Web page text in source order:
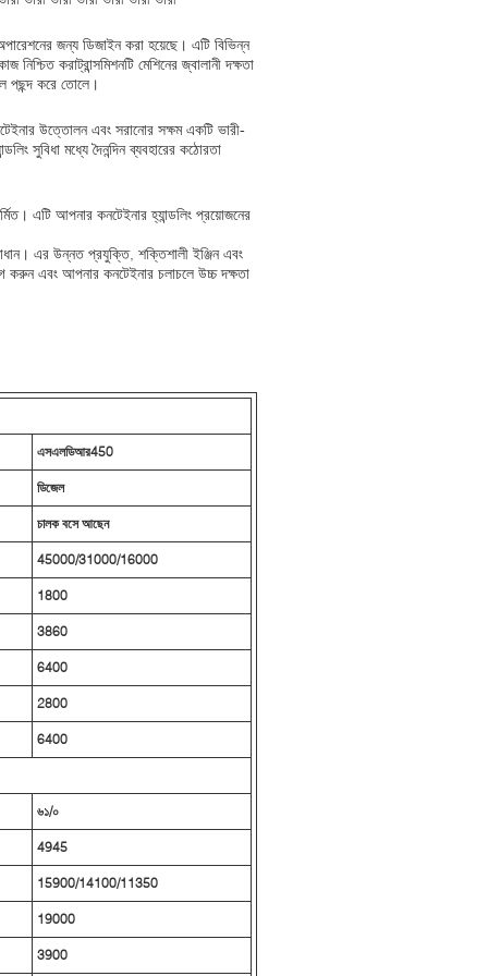
জন্য ডিজাইন করা হয়েছে। এটি বিভিন্ন
করাট্রান্সমিশনটি মেশিনের জ্বালানী দক্ষতা
পছন্দ করে তোলে।
উত্তোলন এবং সরানোর সক্ষম একটি ভারী-
সুবিধা মধ্যে দৈনন্দিন ব্যবহারের কঠোরতা
এটি আপনার কনটেইনার হ্যান্ডলিং প্রয়োজনের
এর উন্নত প্রযুক্তি, শক্তিশালী ইঞ্জিন এবং
করুন এবং আপনার কনটেইনার চলাচলে উচ্চ দক্ষতা
এসএলডিআর450
ডিজেল
চালক বসে আছেন
45000/31000/16000
1800
3860
6400
2800
6400
৬১/০
4945
15900/14100/11350
19000
3900